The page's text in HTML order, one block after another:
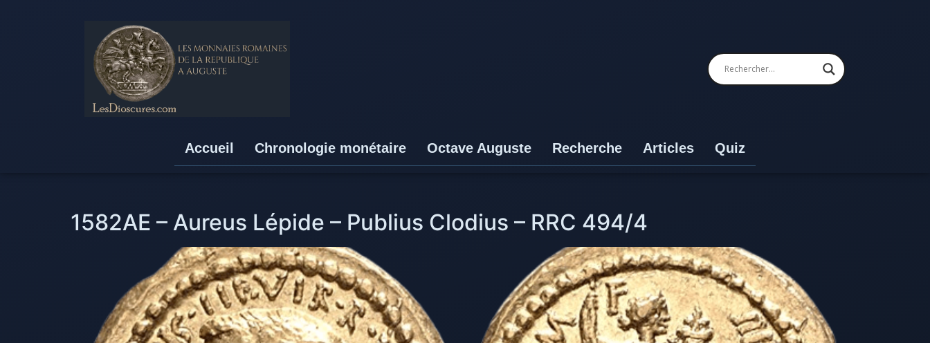
Accueil Chronologie monétaire Octave Auguste Recherche Articles Quiz
1582AE – Aureus Lépide – Publius Clodius – RRC 494/4